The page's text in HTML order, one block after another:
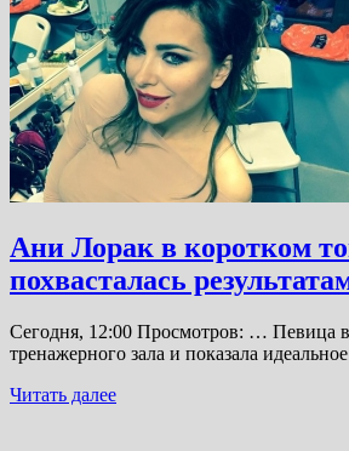
Ани Лорак в коротком
похвасталась
Сегодня, 12:00 Просмотров: … Певица
тренажерного зала и показала
Читать далее